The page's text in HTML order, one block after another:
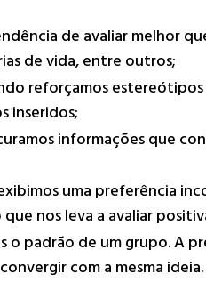
de avaliar melhor
de vida, entre outros;
reforçamos
inseridos;
informações que
uma preferência
que nos leva a avaliar
o padrão de um grupo. A
com a mesma ideia.